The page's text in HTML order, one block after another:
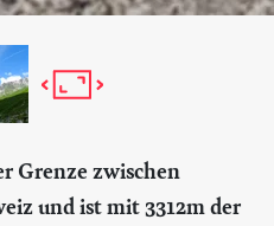
Grenze zwischen
und ist mit 3312m der